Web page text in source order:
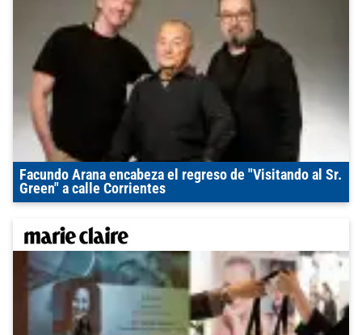
Facundo Arana encabeza el regreso de "Visitando al Sr.
Green" a calle Corrientes